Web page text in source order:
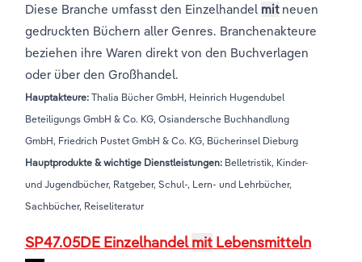
Diese Branche umfasst den Einzelhandel mitneuen
gedruckten Büchern aller Genres. Branchenakteure
beziehen ihre Waren direkt von den Buchverlagen
oder über den Großhandel.
Hauptakteure: Thalia Bücher GmbH, Heinrich Hugendubel
Beteiligungs GmbH & Co. KG, Osiandersche Buchhandlung
GmbH, Friedrich Pustet GmbH & Co. KG, Bücherinsel Dieburg
Hauptprodukte & wichtige Dienstleistungen:Belletristik, Kinder-
und Jugendbücher, Ratgeber, Schul-, Lern- und Lehrbücher,
Sachbücher, Reiseliteratur
SP47.05DE EinzelhandelmitLebensmitteln